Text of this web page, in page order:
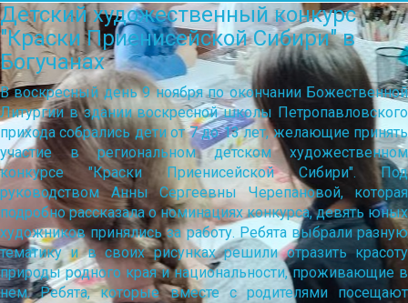
Детский художественный конкурс
"Краски Приенисейской Сибири" в
Богучанах
В воскресный день 9 ноября по окончании Божественной
Литургии в здании воскресной школы Петропавловского
прихода собрались дети от 7 до 13 лет, желающие принять
участие в региональном детском художественном
конкурсе "Краски Приенисейской Сибири". Под
руководством Анны Сергеевны Черепановой, которая
подробно рассказала о номинациях конкурса, девять юных
художников принялись за работу. Ребята выбрали разную
тематику и в своих рисунках решили отразить красоту
природы родного края и национальности, проживающие в
нем. Ребята, которые вместе с родителями посещают